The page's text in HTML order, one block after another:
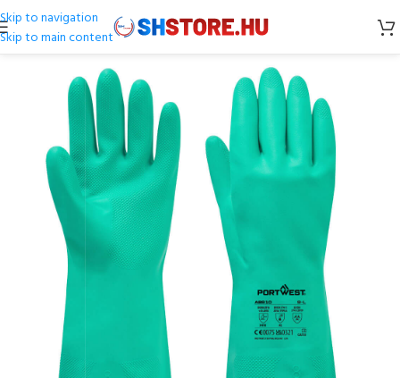
Skip to navigation
Skip to main content